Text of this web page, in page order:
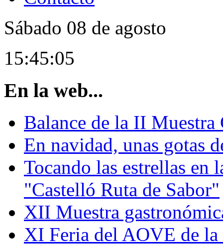
Sábado 08 de agosto
15:45:05
En la web...
Balance de la II
En navidad, unas gotas
Tocando las estrellas en
"Castelló Ruta de Sabor"
XII Muestra
XI Feria del AOVE de la